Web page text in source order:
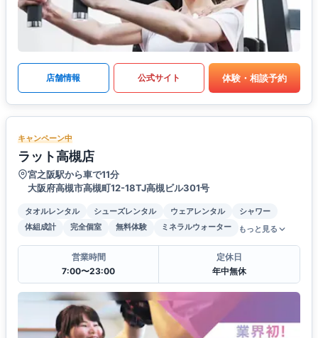
店舗情報 公式サイト 体験・相談予約
キャンペーン中
ラット高槻店
宮之阪駅から車で11分
大阪府高槻市高槻町12-18TJ高槻ビル301号
タオルレンタル シューズレンタル ウェアレンタル
シャワー
体組成計
完全個室 無料体験 ミネラルウォーター もっと見る
営業時間
7:00〜23:00
定休日
年中無休